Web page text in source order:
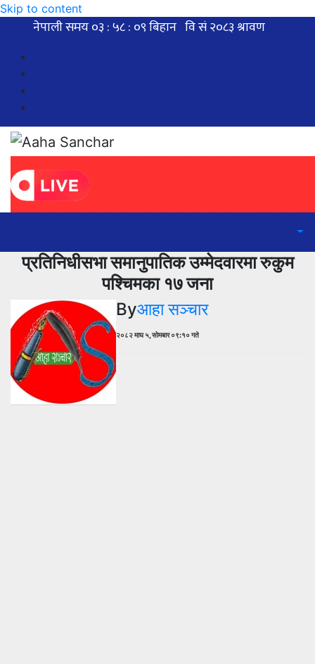
Skip to content
प्रतिनिधीसभा समानुपातिक उम्मेदवारमा रुकुम
पश्चिमका १७ जना
Byआहा सञ्चार
२०८२ माघ ५, सोमबार ०९:१० गते